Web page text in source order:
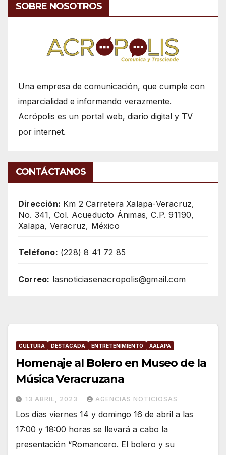
SOBRE NOSOTROS
Una empresa de comunicación, que cumple con
imparcialidad e informando verazmente.
Acrópolis es un portal web, diario digital y TV
por internet.
CONTÁCTANOS
Dirección: Km 2 Carretera Xalapa-Veracruz,
No. 341, Col. Acueducto Ánimas, C.P. 91190,
Xalapa, Veracruz, México
Teléfono: (228) 8 41 72 85
Correo: lasnoticiasenacropolis@gmail.com
CULTURA DESTACADA ENTRETENIMIENTO XALAPA
Homenaje al Bolero en Museo de la
Música Veracruzana
13 ABRIL, 2023 AGENCIAS NOTICIOSAS
Los días viernes 14 y domingo 16 de abril a las
17:00 y 18:00 horas se llevará a cabo la
presentación “Romancero. El bolero y su